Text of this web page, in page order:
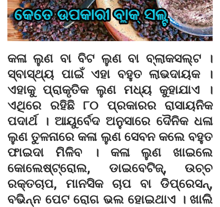
କଳା ଲୁଣ ବା ବିଟ ଲୁଣ ବା ବ୍ଲାକସଲ୍ଟ ।
ସ୍ବାସ୍ଥ୍ୟ ପାଇଁ ଏହା ବହୁତ ଲାଭଦାୟକ ।
ଏହାକୁ ପ୍ରାକୃତିକ ଲୁଣ ମଧ୍ୟ କୁହାଯାଏ ।
ଏଥିରେ ରହିଛି ୮୦ ପ୍ରକାରର ରାସାୟନିକ
ପଦାର୍ଥ । ଆୟୁର୍ବେଦ ଅନୁସାରେ ଦୈନିକ ଧଳା
ଲୁଣ ତୁଳନାରେ କଳା ଲୁଣ ସେବନ କଲେ ବହୁତ
ଫାଇଦା ମିଳିବ । କଳା ଲୁଣ ଖାଇଲେ
କୋଲେଷ୍ଟ୍ରୋଲ, ଡାଇବେଟିଜ୍, ଉଚ୍ଚ
ରକ୍ତଚାପ, ମାନସିକ ଚାପ ବା ଡିପ୍ରେସନ୍,
ବଭିନ୍ନ ପେଟ ରୋଗ ଭଲ ହୋଇଥାଏ । ଖାଲି